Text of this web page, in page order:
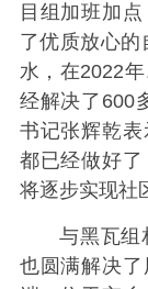
目组加班加
了优质放心的
水，在2022
经解决了600
书记张辉乾
都已经做好了
将逐步实现社
与黑瓦组
也圆满解决